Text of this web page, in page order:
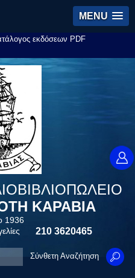
MENU
εκδόσεων PDF
ΚΑΡΑΒΙΑ
1936
210 3620465
Σύνθετη Αναζήτηση